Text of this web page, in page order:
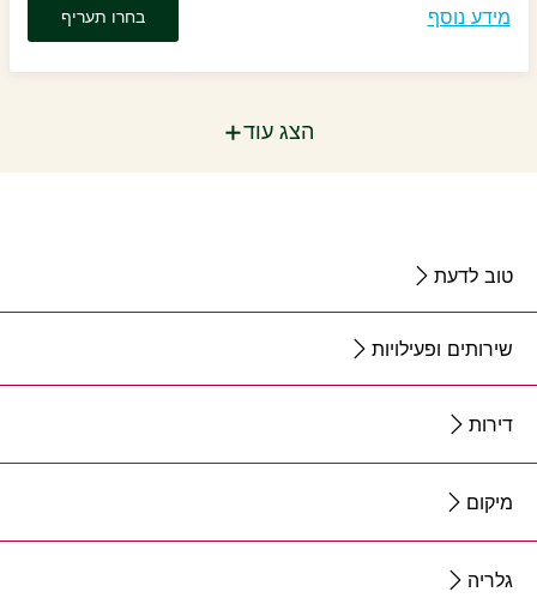
מידע נוסף בחרו תעריף
הצג עוד+
טוב לדעת
שירותים ופעילויות
דירות
מיקום
גלריה